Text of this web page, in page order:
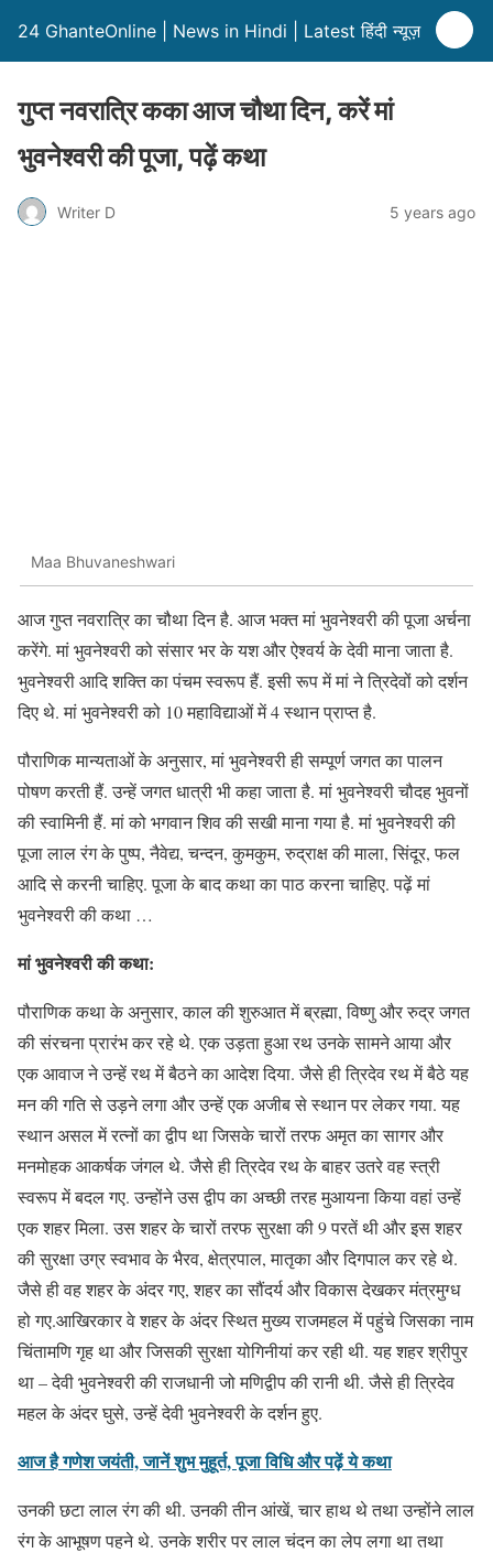
24 GhanteOnline | News in Hindi | Latest हिंदी न्यूज़
गुप्त नवरात्रि कका आज चौथा दिन, करें मां
भुवनेश्वरी की पूजा, पढ़ें कथा
Writer D 5 years ago
Maa Bhuvaneshwari
आज गुप्त नवरात्रि का चौथा दिन है. आज भक्त मां भुवनेश्वरी की पूजा अर्चना
करेंगे. मां भुवनेश्वरी को संसार भर के यश और ऐश्वर्य के देवी माना जाता है.
भुवनेश्वरी आदि शक्ति का पंचम स्वरूप हैं. इसी रूप में मां ने त्रिदेवों को दर्शन
दिए थे. मां भुवनेश्वरी को 10 महाविद्याओं में 4 स्थान प्राप्त है.
पौराणिक मान्यताओं के अनुसार, मां भुवनेश्वरी ही सम्पूर्ण जगत का पालन
पोषण करती हैं. उन्हें जगत धात्री भी कहा जाता है. मां भुवनेश्वरी चौदह भुवनों
की स्वामिनी हैं. मां को भगवान शिव की सखी माना गया है. मां भुवनेश्वरी की
पूजा लाल रंग के पुष्प, नैवेद्य, चन्दन, कुमकुम, रुद्राक्ष की माला, सिंदूर, फल
आदि से करनी चाहिए. पूजा के बाद कथा का पाठ करना चाहिए. पढ़ें मां
भुवनेश्वरी की कथा …
मां भुवनेश्वरी की कथा:
पौराणिक कथा के अनुसार, काल की शुरुआत में ब्रह्मा, विष्णु और रुद्र जगत
की संरचना प्रारंभ कर रहे थे. एक उड़ता हुआ रथ उनके सामने आया और
एक आवाज ने उन्हें रथ में बैठने का आदेश दिया. जैसे ही त्रिदेव रथ में बैठे यह
मन की गति से उड़ने लगा और उन्हें एक अजीब से स्थान पर लेकर गया. यह
स्थान असल में रत्नों का द्वीप था जिसके चारों तरफ अमृत का सागर और
मनमोहक आकर्षक जंगल थे. जैसे ही त्रिदेव रथ के बाहर उतरे वह स्त्री
स्वरूप में बदल गए. उन्होंने उस द्वीप का अच्छी तरह मुआयना किया वहां उन्हें
एक शहर मिला. उस शहर के चारों तरफ सुरक्षा की 9 परतें थी और इस शहर
की सुरक्षा उग्र स्वभाव के भैरव, क्षेत्रपाल, मातृका और दिगपाल कर रहे थे.
जैसे ही वह शहर के अंदर गए, शहर का सौंदर्य और विकास देखकर मंत्रमुग्ध
हो गए.आखिरकार वे शहर के अंदर स्थित मुख्य राजमहल में पहुंचे जिसका नाम
चिंतामणि गृह था और जिसकी सुरक्षा योगिनीयां कर रही थी. यह शहर श्रीपुर
था – देवी भुवनेश्वरी की राजधानी जो मणिद्वीप की रानी थी. जैसे ही त्रिदेव
महल के अंदर घुसे, उन्हें देवी भुवनेश्वरी के दर्शन हुए.
आज है गणेश जयंती, जानें शुभ मुहूर्त, पूजा विधि और पढ़ें ये कथा
उनकी छटा लाल रंग की थी. उनकी तीन आंखें, चार हाथ थे तथा उन्होंने लाल
रंग के आभूषण पहने थे. उनके शरीर पर लाल चंदन का लेप लगा था तथा